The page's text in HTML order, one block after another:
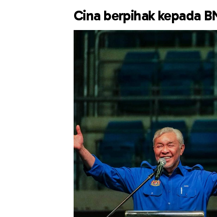
Cina berpihak kepada